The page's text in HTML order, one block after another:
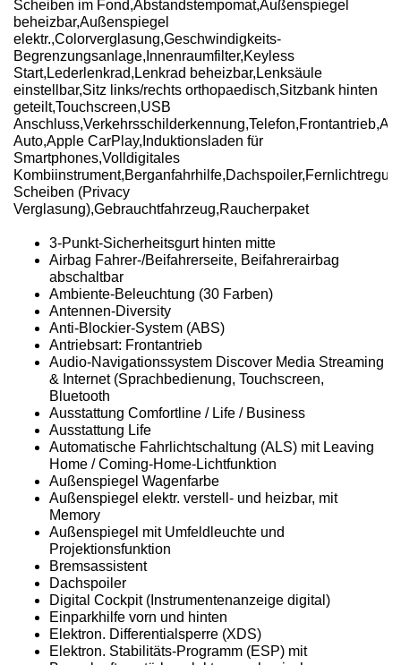
Scheiben im Fond,Abstandstempomat,Außenspiegel
beheizbar,Außenspiegel
elektr.,Colorverglasung,Geschwindigkeits-
Begrenzungsanlage,Innenraumfilter,Keyless
Start,Lederlenkrad,Lenkrad beheizbar,Lenksäule
einstellbar,Sitz links/rechts orthopaedisch,Sitzbank hinten
geteilt,Touchscreen,USB
Auto,Apple CarPlay,Induktionsladen für
Smartphones,Volldigitales
Scheiben (Privacy
Verglasung),Gebrauchtfahrzeug,Raucherpaket
3-Punkt-Sicherheitsgurt hinten mitte
Airbag Fahrer-/Beifahrerseite, Beifahrerairbag
abschaltbar
Ambiente-Beleuchtung (30 Farben)
Antennen-Diversity
Anti-Blockier-System (ABS)
Antriebsart: Frontantrieb
Audio-Navigationssystem Discover Media Streaming
& Internet (Sprachbedienung, Touchscreen,
Bluetooth
Ausstattung Comfortline / Life / Business
Ausstattung Life
Automatische Fahrlichtschaltung (ALS) mit Leaving
Home / Coming-Home-Lichtfunktion
Außenspiegel Wagenfarbe
Außenspiegel elektr. verstell- und heizbar, mit
Memory
Außenspiegel mit Umfeldleuchte und
Projektionsfunktion
Bremsassistent
Dachspoiler
Digital Cockpit (Instrumentenanzeige digital)
Einparkhilfe vorn und hinten
Elektron. Differentialsperre (XDS)
Elektron. Stabilitäts-Programm (ESP) mit